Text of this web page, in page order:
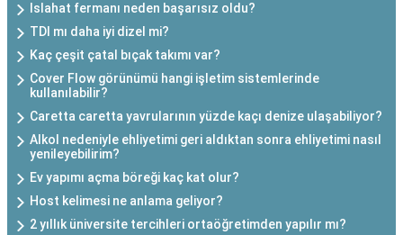
Islahat fermanı neden başarısız oldu?
TDI mı daha iyi dizel mi?
Kaç çeşit çatal bıçak takımı var?
Cover Flow görünümü hangi işletim sistemlerinde
kullanılabilir?
Caretta caretta yavrularının yüzde kaçı denize ulaşabiliyor?
Alkol nedeniyle ehliyetimi geri aldıktan sonra ehliyetimi nasıl
yenileyebilirim?
Ev yapımı açma böreği kaç kat olur?
Host kelimesi ne anlama geliyor?
2 yıllık üniversite tercihleri ortaöğretimden yapılır mı?